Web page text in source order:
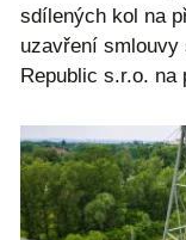
sdílených kol na
uzavření
Republic s.r.o.